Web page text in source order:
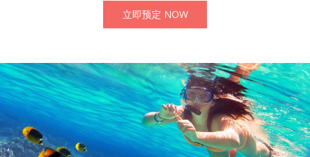
立即预定 NOW